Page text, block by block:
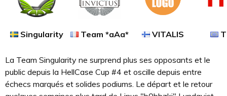
Singularity Team *aAa* VITALIS
La Team Singularity ne surprend plus ses opposants et le
public depuis la HellCase Cup #4 et oscille depuis entre
échecs marqués et solides podiums. Le départ et le retour